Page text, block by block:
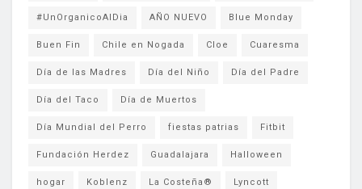
#UnOrganicoAlDia AÑO NUEVO Blue Monday
Buen Fin Chile en Nogada Cloe Cuaresma
Día de las Madres Día del Niño Día del Padre
Día del Taco Día de Muertos
Día Mundial del Perro fiestas patrias Fitbit
Fundación Herdez Guadalajara Halloween
hogar Koblenz La Costeña® Lyncott